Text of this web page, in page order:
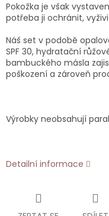
Pokožka je však
potřeba ji ochránit,
Náš set v podobě
SPF 30, hydratační
bambuckého másla
poškození a zároveň
Výrobky neobsahují
Detailní informace